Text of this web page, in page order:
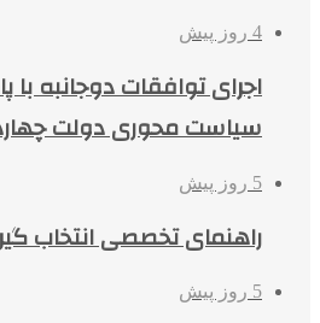
4 روز پیش
اجرای توافقات دوجانبه با
سیاست محوری دولت
5 روز پیش
راهنمای تخصصی انتخاب
5 روز پیش